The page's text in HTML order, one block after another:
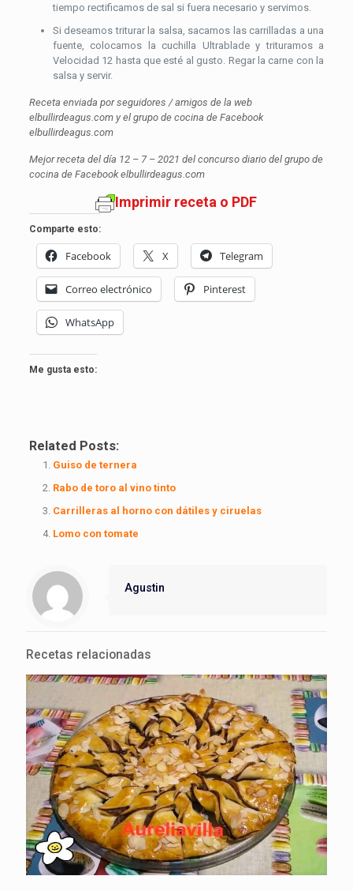
tiempo rectificamos de sal si fuera necesario y servimos.
Si deseamos triturar la salsa, sacamos las carrilladas a una
fuente, colocamos la cuchilla Ultrablade y trituramos a
Velocidad 12 hasta que esté al gusto. Regar la carne con la
salsa y servir.
Receta enviada por seguidores / amigos de la web
elbullirdeagus.com y el grupo de cocina de Facebook
elbullirdeagus.com
Mejor receta del día 12 – 7 – 2021 del concurso diario del grupo de
cocina de Facebook elbullirdeagus.com
Imprimir receta o PDF
Comparte esto:
Facebook X Telegram
Correo electrónico Pinterest
WhatsApp
Me gusta esto:
Related Posts:
Guiso de ternera
Rabo de toro al vino tinto
Carrilleras al horno con dátiles y ciruelas
Lomo con tomate
Agustin
Recetas relacionadas